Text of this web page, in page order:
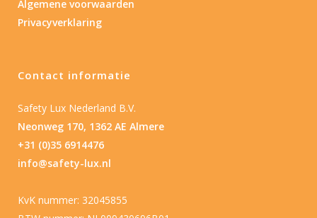
Algemene voorwaarden
Privacyverklaring
Contact informatie
Safety Lux Nederland B.V.
Neonweg 170, 1362 AE Almere
+31 (0)35 6914476
info@safety-lux.nl
KvK nummer: 32045855